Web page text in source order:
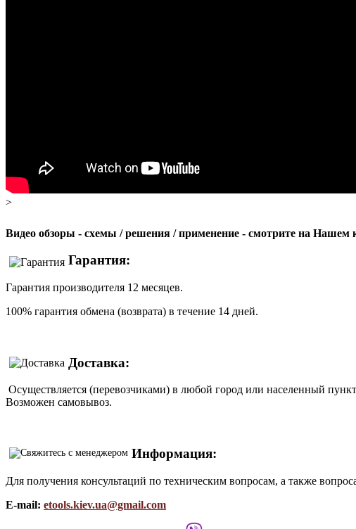
>
Видео обзоры - схемы / решения / применение - смотрите на Нашем
Гарантия:
Гарантия производителя 12 месяцев.
100% гарантия обмена (возврата) в течение 14 дней.
Доставка:
Осуществляется (перевозчиками) в любой город или населенный
Возможен самовывоз.
Информация:
Для получения консультаций по техническим вопросам, а также
E-mail: etools.kiev.ua@gmail.com